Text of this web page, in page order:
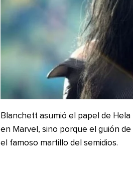
Blanchett asumió el papel de
en Marvel, sino porque el guión de
el famoso martillo del semidios.